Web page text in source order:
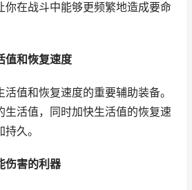
你在战斗中能够更频繁地造成要命
和恢复速度
值和恢复速度的重要辅助装备。
生活值，同时加快生活值的恢复速
久。
害的利器